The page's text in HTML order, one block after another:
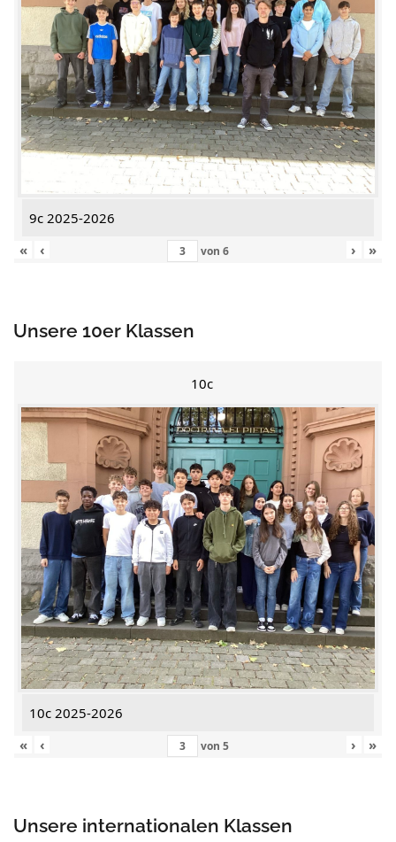
9c 2025-2026
«
‹ von 6 › »
Unsere 10er Klassen
10c
10c 2025-2026
«
‹ von 5 › »
Unsere internationalen Klassen